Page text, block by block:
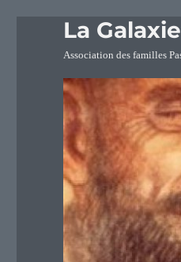
La
Association des familles